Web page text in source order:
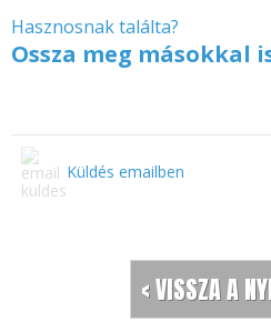
Hasznosnak találta?
Ossza meg másokkal
Küldés emailben
< VISSZA A